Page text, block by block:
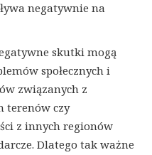
negatywnie na
skutki mogą
społecznych i
związanych z
terenów czy
z innych regionów
Dlatego tak ważne